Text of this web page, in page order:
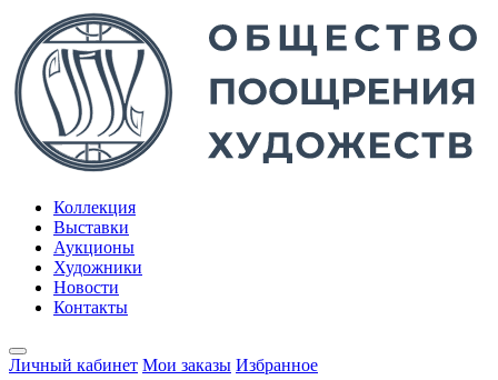
Коллекция
Выставки
Аукционы
Художники
Новости
Контакты
Личный кабинет Мои заказы Избранное